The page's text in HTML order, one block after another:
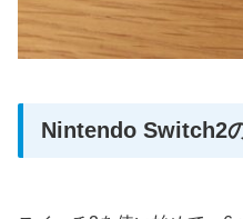
Nintendo Switch2